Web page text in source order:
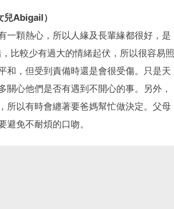
Abigail）
一顆熱心，所以人緣及長輩緣都很好，是
比較少有過大的情緒起伏，所以很容易照
和，但受到責備時還是會很受傷。只是天
心他們是否有遇到不開心的事。另外，
所以有時會纏著要爸媽幫忙做決定。父母
免不耐煩的口吻。